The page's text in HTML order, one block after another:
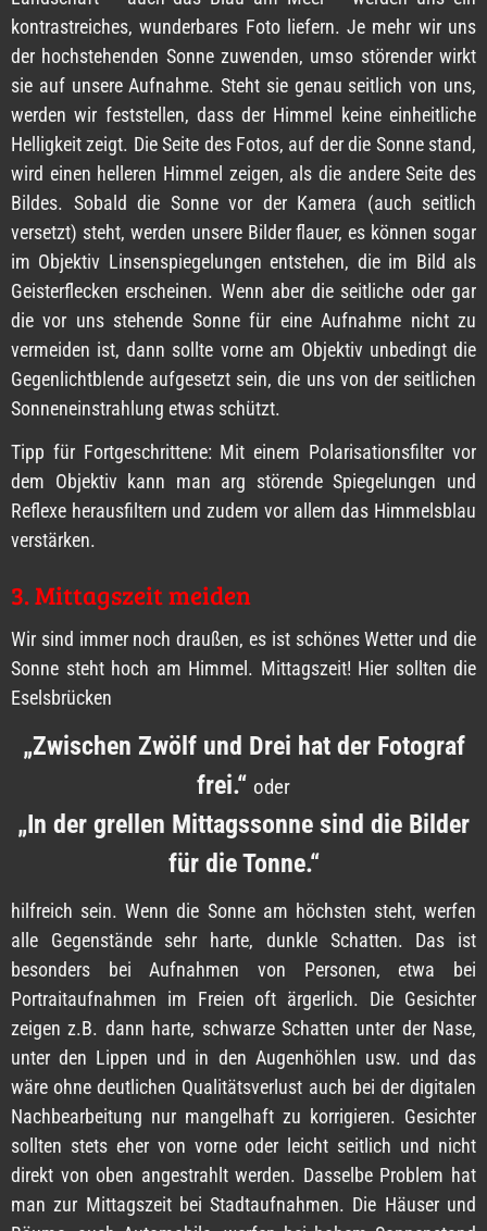
kontrastreiches, wunderbares Foto liefern. Je mehr wir uns
der hochstehenden Sonne zuwenden, umso störender wirkt
sie auf unsere Aufnahme. Steht sie genau seitlich von uns,
werden wir feststellen, dass der Himmel keine einheitliche
Helligkeit zeigt. Die Seite des Fotos, auf der die Sonne stand,
wird einen helleren Himmel zeigen, als die andere Seite des
Bildes. Sobald die Sonne vor der Kamera (auch seitlich
versetzt) steht, werden unsere Bilder flauer, es können sogar
im Objektiv Linsenspiegelungen entstehen, die im Bild als
Geisterflecken erscheinen. Wenn aber die seitliche oder gar
die vor uns stehende Sonne für eine Aufnahme nicht zu
vermeiden ist, dann sollte vorne am Objektiv unbedingt die
Gegenlichtblende aufgesetzt sein, die uns von der seitlichen
Sonneneinstrahlung etwas schützt.
Tipp für Fortgeschrittene: Mit einem Polarisationsfilter vor
dem Objektiv kann man arg störende Spiegelungen und
Reflexe herausfiltern und zudem vor allem das Himmelsblau
verstärken.
3. Mittagszeit meiden
Wir sind immer noch draußen, es ist schönes Wetter und die
Sonne steht hoch am Himmel. Mittagszeit! Hier sollten die
Eselsbrücken
„Zwischen Zwölf und Drei hat der Fotograf
frei.“ oder
„In der grellen Mittagssonne sind die Bilder
für die Tonne.“
hilfreich sein. Wenn die Sonne am höchsten steht, werfen
alle Gegenstände sehr harte, dunkle Schatten. Das ist
besonders bei Aufnahmen von Personen, etwa bei
Portraitaufnahmen im Freien oft ärgerlich. Die Gesichter
zeigen z.B. dann harte, schwarze Schatten unter der Nase,
unter den Lippen und in den Augenhöhlen usw. und das
wäre ohne deutlichen Qualitätsverlust auch bei der digitalen
Nachbearbeitung nur mangelhaft zu korrigieren. Gesichter
sollten stets eher von vorne oder leicht seitlich und nicht
direkt von oben angestrahlt werden. Dasselbe Problem hat
man zur Mittagszeit bei Stadtaufnahmen. Die Häuser und